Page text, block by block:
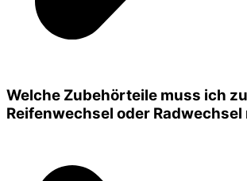
Welche Zubehörteile muss ich
Reifenwechsel oder